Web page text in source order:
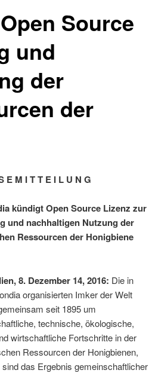
Source
und
der
der
E M I T T E I L U N G
kündigt Open Source Lizenz zur
und nachhaltigen Nutzung der
Ressourcen der Honigbiene
8. Dezember 14, 2016: Die in
organisierten Imker der Welt
seit 1895 um
technische, ökologische,
wirtschaftliche Fortschritte in der
Ressourcen der Honigbienen,
das Ergebnis gemeinschaftlicher